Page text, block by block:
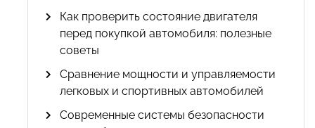
Как проверить состояние двигателя
перед покупкой автомобиля: полезные
советы
Сравнение мощности и управляемости
легковых и спортивных автомобилей
Современные системы безопасности